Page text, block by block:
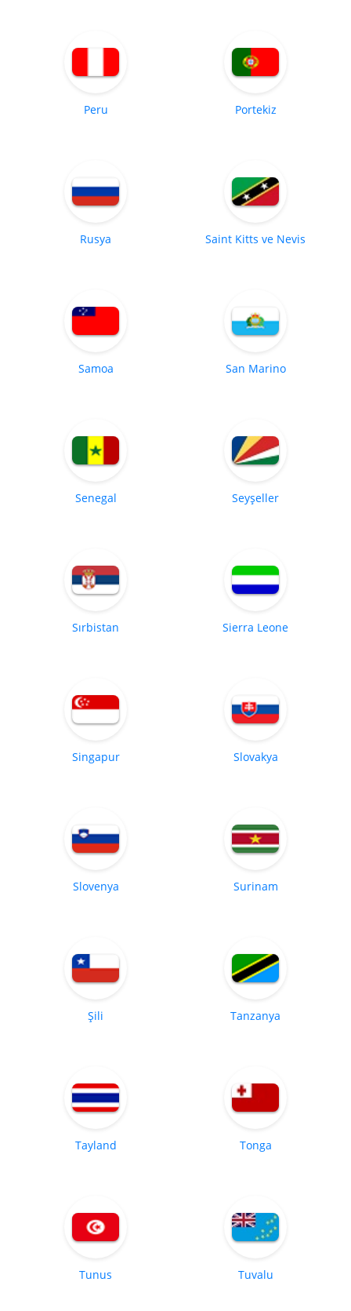
Peru Portekiz
Rusya Saint Kitts ve Nevis
Samoa San Marino
Senegal Seyşeller
Sırbistan Sierra Leone
Singapur Slovakya
Slovenya Surinam
Şili Tanzanya
Tayland Tonga
Tunus Tuvalu